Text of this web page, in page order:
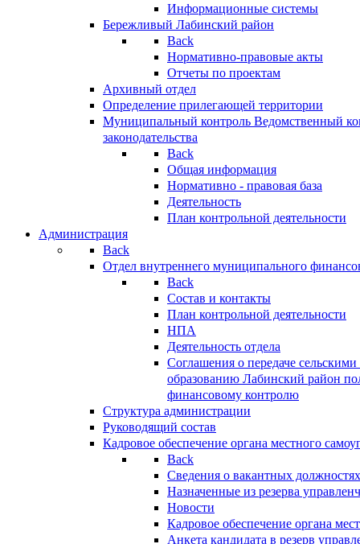
Информационные системы
Бережливый Лабинский район
Back
Нормативно-правовые акты
Отчеты по проектам
Архивный отдел
Определение прилегающей территории
Муниципальный контроль Ведомственный
законодательства
Back
Общая информация
Нормативно - правовая база
Деятельность
План контрольной деятельности
Администрация
Back
Отдел внутреннего муниципального
Back
Состав и контакты
План контрольной деятельности
НПА
Деятельность отдела
Соглашения о передаче
образованию Лабинский район
финансовому контролю
Структура администрации
Руководящий состав
Кадровое обеспечение органа местного
Back
Сведения о вакантных
Назначенные из резерва
Новости
Кадровое обеспечение органа
Анкета кандидата в резерв